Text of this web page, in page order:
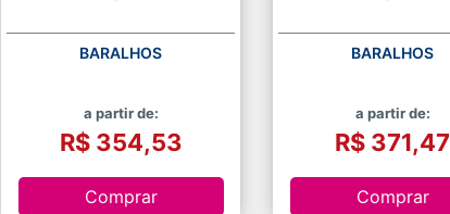
BARALHOS
a partir de:
R$ 354,53
Comprar
BARALHOS
a partir de:
R$ 371,47
Comprar